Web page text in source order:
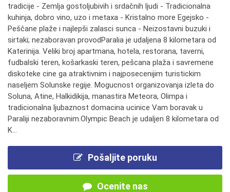
tradicije - Zemlja gostoljubivih i srdačnih ljudi - Tradicionalna
kuhinja, dobro vino, uzo i metaxa - Kristalno more Egejsko -
Peščane plaže i najlepši zalasci sunca - Neizostavni buzuki i
sirtaki; nezaboravan provodParalia je udaljena 8 kilometara od
Katerinija. Veliki broj apartmana, hotela, restorana, taverni,
fudbalski teren, košarkaski teren, pešcana plaža i savremene
diskoteke cine ga atraktivnim i najposecenijim turistickim
naseljem Solunske regije. Mogucnost organizovanja izleta do
Soluna, Atine, Halkidikija, manastira Meteora, Olimpa i
tradicionalna ljubaznost domacina ucinice Vam boravak u
Paraliji nezaboravnim.Olympic Beach je udaljen 8 kilometara od
K...
Pošaljite poruku
Ocenite nas